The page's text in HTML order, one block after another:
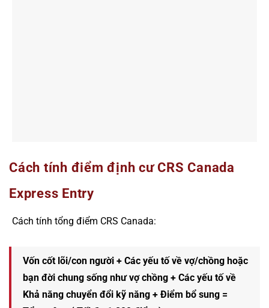
Cách tính điểm định cư CRS Canada
Express Entry
Cách tính tổng điểm CRS Canada:
Vốn cốt lõi/con người + Các yếu tố về vợ/chồng hoặc
bạn đời chung sống như vợ chồng + Các yếu tố về
Khả năng chuyển đổi kỹ năng + Điểm bổ sung =